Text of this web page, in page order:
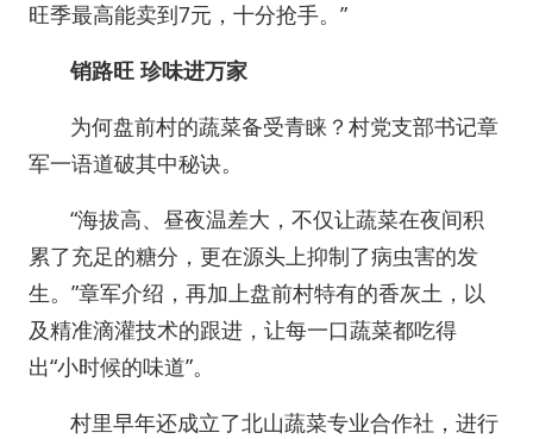
旺季最高能卖到7元，十分抢手。”
销路旺珍味进万家
为何盘前村的蔬菜备受青睐？村党支部书记章
军一语道破其中秘诀。
“海拔高、昼夜温差大，不仅让蔬菜在夜间积
累了充足的糖分，更在源头上抑制了病虫害的发
生。”章军介绍，再加上盘前村特有的香灰土，以
及精准滴灌技术的跟进，让每一口蔬菜都吃得
出“小时候的味道”。
村里早年还成立了北山蔬菜专业合作社，进行